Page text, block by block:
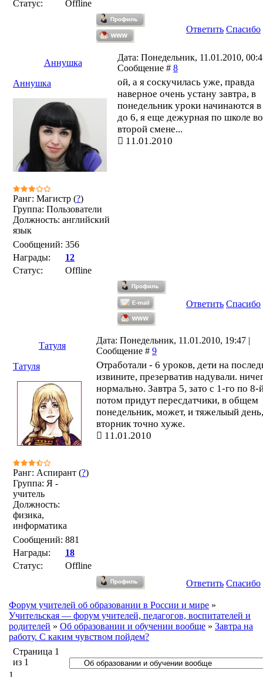
Статус:
Offline
Ответить Спасибо
Аннушка
Дата: Понедельник, 11.01.2010,
Сообщение # 8
Аннушка
Ранг: Магистр (?)
Группа: Пользователи
Должность: английский
язык
Сообщений: 356
Награды:
12
Статус:
Offline
ой, а я соскучилась уже, правда
наверное очень устану завтра, в
понедельник уроки начинаются
до 6, я еще дежурная по школе во
второй смене...
11.01.2010
Ответить Спасибо
Татуля
Дата: Понедельник, 11.01.2010, 19:47 |
Сообщение # 9
Татуля
Ранг: Аспирант (?)
Группа: Я -
учитель
Должность:
физика,
информатика
Сообщений: 881
Награды:
18
Статус:
Offline
Отработали - 6 уроков, дети на
извините, презерватив надували.
нормально. Завтра 5, зато с 1-го по 8-
потом придут пересдатчики, в общем
понедельник, может, и тяжелыый
вторник точно хуже.
11.01.2010
Ответить Спасибо
Форум учителей об образовании в России и мире »
Учительская — форум учителей, педагогов, воспитателей и
родителей » Об образовании и обучении вообще » Завтра на
работу. С каким чувством пойдем?
Страница 1
из 1
1